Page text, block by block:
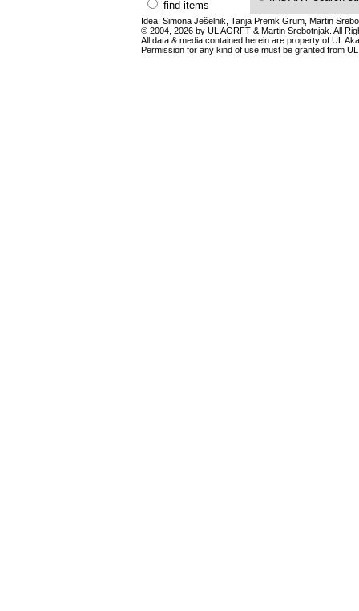
find items
Idea: Simona Ješelnik, Tanja Premk Grum, Martin
© 2004, 2026 by UL AGRFT & Martin Srebotnjak. All
All data & media contained herein are property of UL
Permission for any kind of use must be granted from